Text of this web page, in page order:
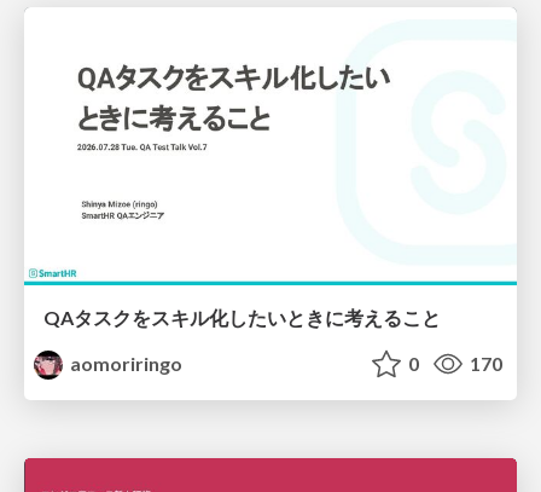
QAタスクをスキル化したいときに考えること
aomoriringo
0 170